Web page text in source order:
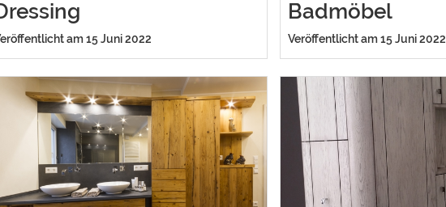
am 15 Juni 2022
Badmöbel
Veröffentlicht am 15 Juni 2022